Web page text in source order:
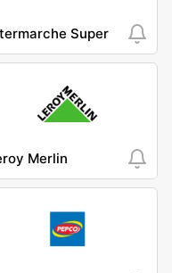
Super
Merlin